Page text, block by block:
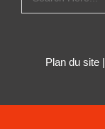
Plan du site|